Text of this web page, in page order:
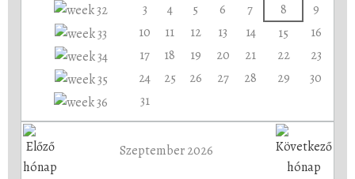
3
4 5 6 7 8
9
10
11 12 13 14 15
16
17
18 19 20 21 22
23
24
25 26 27 28 29
30
31
Szeptember 2026